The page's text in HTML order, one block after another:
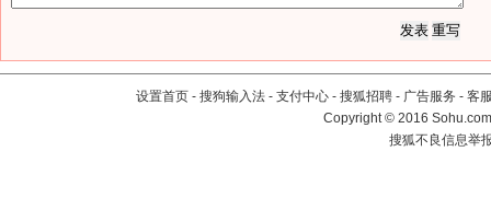
设置首页 - 搜狗输入法 - 支付中心 - 搜狐招聘 - 广告服务 - 客
Copyright©2016
搜狐不良信息举